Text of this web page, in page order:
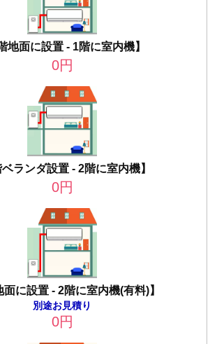
地面に設置 - 1階に室内機】
0円
ベランダ設置 - 2階に室内機】
0円
面に設置 - 2階に室内機(有料)】
別途お見積り
0円